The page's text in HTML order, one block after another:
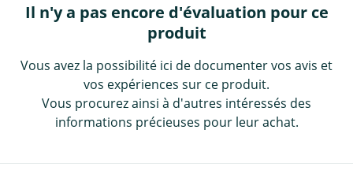
Il n'y a pas encore d'évaluation pour ce
produit
Vous avez la possibilité ici de documenter vos avis et
vos expériences sur ce produit.
Vous procurez ainsi à d'autres intéressés des
informations précieuses pour leur achat.